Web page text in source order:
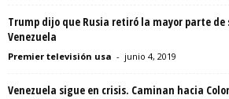
Trump dijo que Rusia retiró la mayor parte de
Venezuela
Premier televisión usa - junio 4, 2019
Venezuela sigue en crisis. Caminan hacia